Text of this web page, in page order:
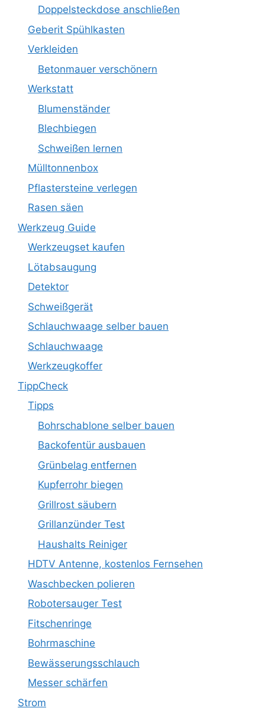
Doppelsteckdose anschließen
Geberit Spühlkasten
Verkleiden
Betonmauer verschönern
Werkstatt
Blumenständer
Blechbiegen
Schweißen lernen
Mülltonnenbox
Pflastersteine verlegen
Rasen säen
Werkzeug Guide
Werkzeugset kaufen
Lötabsaugung
Detektor
Schweißgerät
Schlauchwaage selber bauen
Schlauchwaage
Werkzeugkoffer
TippCheck
Tipps
Bohrschablone selber bauen
Backofentür ausbauen
Grünbelag entfernen
Kupferrohr biegen
Grillrost säubern
Grillanzünder Test
Haushalts Reiniger
HDTV Antenne, kostenlos Fernsehen
Waschbecken polieren
Robotersauger Test
Fitschenringe
Bohrmaschine
Bewässerungsschlauch
Messer schärfen
Strom